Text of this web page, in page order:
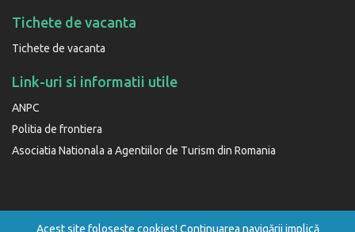
Tichete de vacanta
Tichete de vacanta
Link-uri si informatii utile
ANPC
Politia de frontiera
Asociatia Nationala a Agentiilor de Turism din Romania
Acest site foloseşte cookies! Continuarea navigării implică